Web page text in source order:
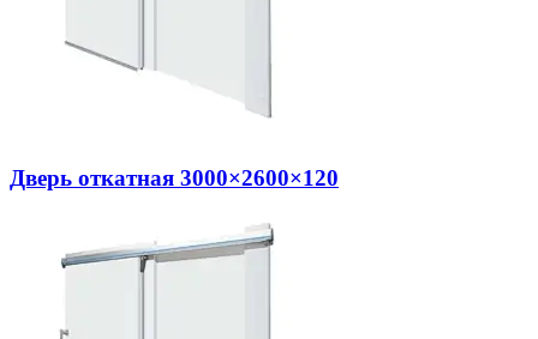
Дверь откатная 3000×2600×120